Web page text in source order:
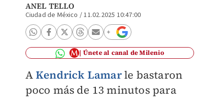
ANEL TELLO
Ciudad de México /11.02.2025 10:47:00
Únete al canal de Milenio
AKendrick Lamarle bastaron
poco más de 13 minutos para